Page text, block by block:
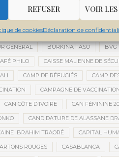
REFUSER VOIR
de cookiesDéclaration de
BOULEVARD
BOURSES ÉTUDIANTS
BRUNO LE MAIRE
GÉNÉRAL BURKINA FASO BVG
PHILO CAISSE MALIENNE DE
CAMP DE RÉFUGIÉS CAMP
CAMPAGNE DE
CAN CÔTE D'IVOIRE CAN FÉMININE
CANDIDATURE DE ALASSANE
IBRAHIM TRAORÉ CAPITAL
ROUGES CASABLANCA